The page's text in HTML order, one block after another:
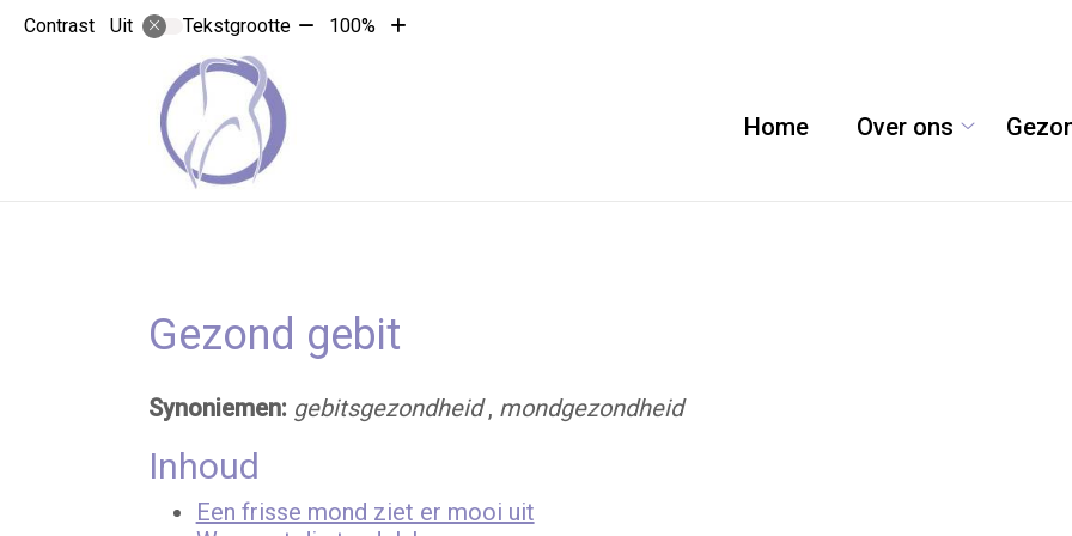
Contrast Uit Tekstgrootte Tekst100%
Tekst
Home Over ons
Gezond gebit
Synoniemen: gebitsgezondheid, mondgezondheid
Inhoud
Een frisse mond ziet er mooi uit